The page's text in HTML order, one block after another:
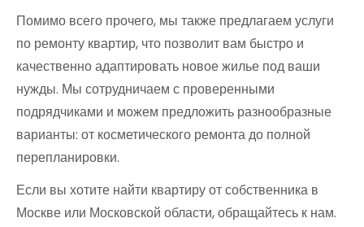
Помимо всего прочего, мы также предлагаем услуги
по ремонту квартир, что позволит вам быстро и
качественно адаптировать новое жилье под ваши
нужды. Мы сотрудничаем с проверенными
подрядчиками и можем предложить разнообразные
варианты: от косметического ремонта до полной
перепланировки.
Если вы хотите найти квартиру от собственника в
Москве или Московской области, обращайтесь к нам.